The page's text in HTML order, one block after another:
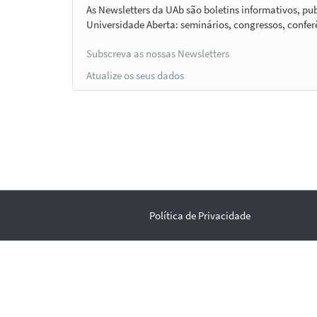
As Newsletters da UAb são boletins informativos,
Universidade Aberta: seminários, congressos,
Subscreva as nossas Newsletters
Atualize os seus dados
Política de Privacidade